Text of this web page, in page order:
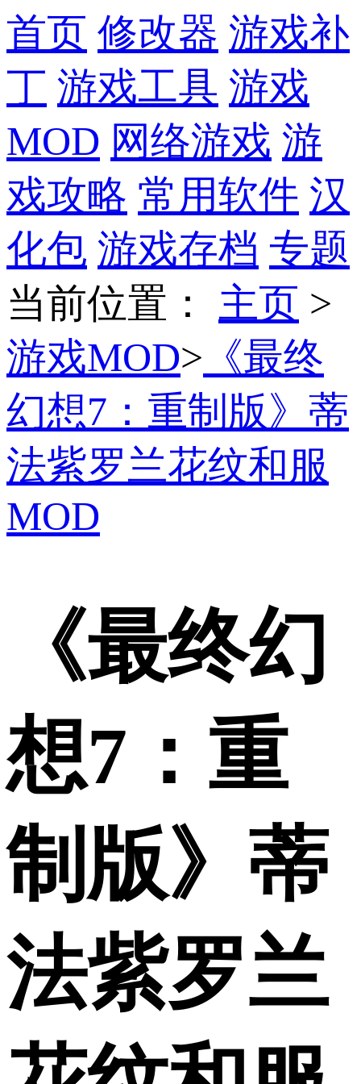
首页 修改器 游戏补
丁 游戏工具 游戏
MOD 网络游戏 游
戏攻略 常用软件 汉
化包 游戏存档 专题
当前位置 ： 主页 >
游戏MOD> 《最终
幻想7：重制版》蒂
法紫罗兰花纹和服
MOD
《最终幻
想7：重
制版》蒂
法紫罗兰